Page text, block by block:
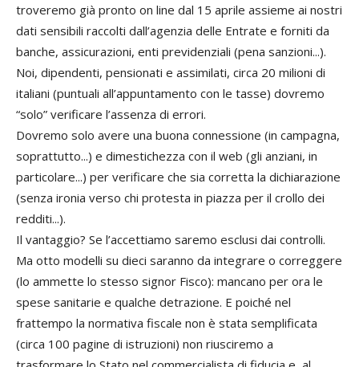
troveremo già pronto on line dal 15 aprile assieme ai nostri
dati sensibili raccolti dall’agenzia delle Entrate e forniti da
banche, assicurazioni, enti previdenziali (pena sanzioni...).
Noi, dipendenti, pensionati e assimilati, circa 20 milioni di
italiani (puntuali all’appuntamento con le tasse) dovremo
“solo” verificare l’assenza di errori.
Dovremo solo avere una buona connessione (in campagna,
soprattutto...) e dimestichezza con il web (gli anziani, in
particolare...) per verificare che sia corretta la dichiarazione
(senza ironia verso chi protesta in piazza per il crollo dei
redditi...).
Il vantaggio? Se l’accettiamo saremo esclusi dai controlli.
Ma otto modelli su dieci saranno da integrare o correggere
(lo ammette lo stesso signor Fisco): mancano per ora le
spese sanitarie e qualche detrazione. E poiché nel
frattempo la normativa fiscale non è stata semplificata
(circa 100 pagine di istruzioni) non riusciremo a